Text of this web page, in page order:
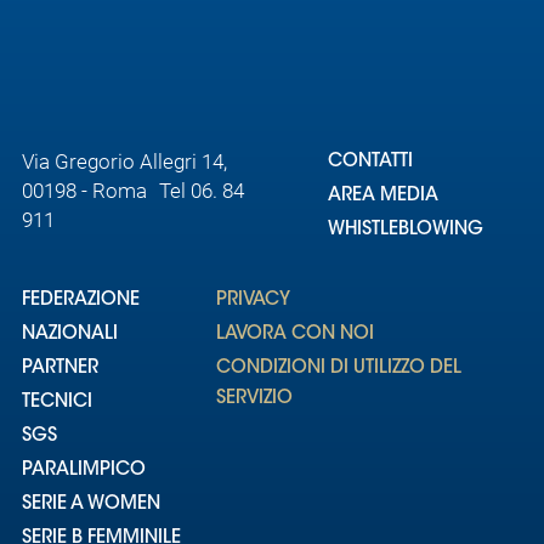
Contatti
Assicurazione
Social media
Via Gregorio Allegri 14,
00198 - Roma Tel 06. 84
911
CONTATTI
AREA MEDIA
WHISTLEBLOWING
FEDERAZIONE
NAZIONALI
PARTNER
TECNICI
SGS
PARALIMPICO
SERIE A WOMEN
SERIE B FEMMINILE
PRIVACY
LAVORA CON NOI
CONDIZIONI DI UTILIZZO DEL
SERVIZIO